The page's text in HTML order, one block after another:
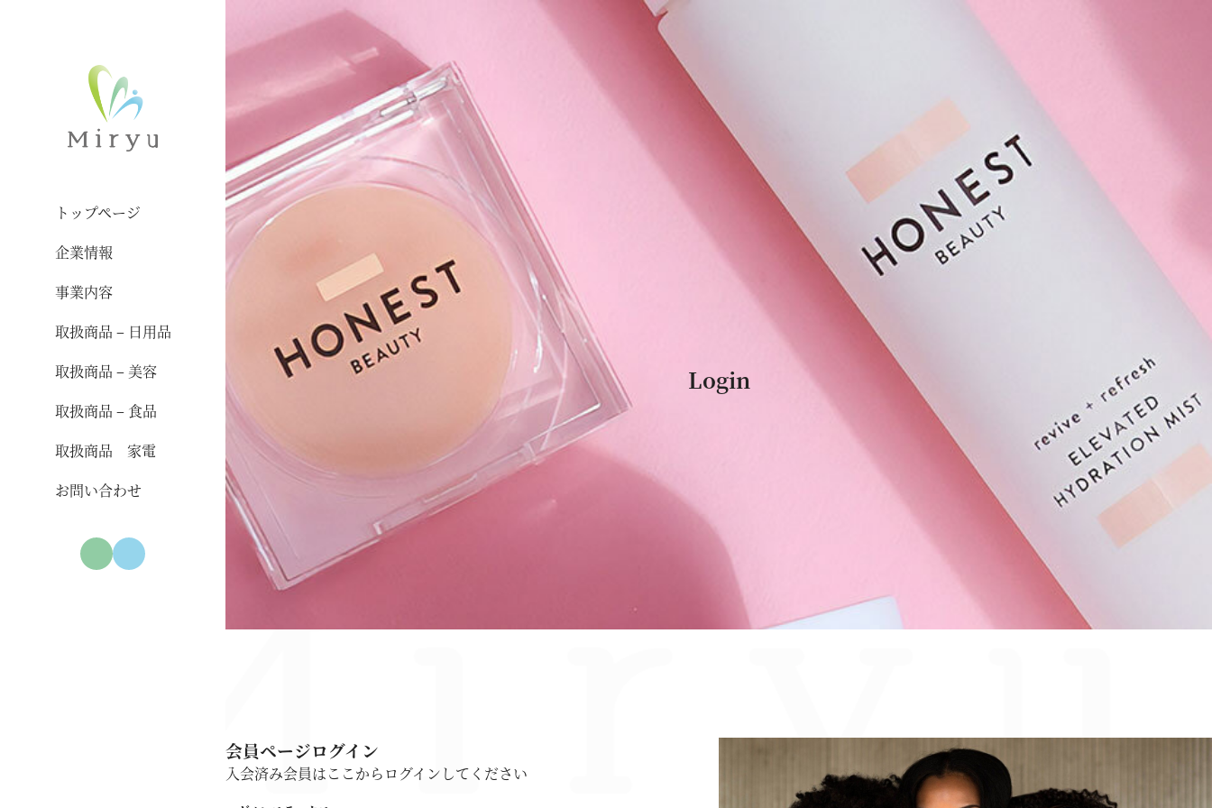
トップページ
企業情報
事業内容
取扱商品 – 日用品
取扱商品 – 美容
取扱商品 – 食品
取扱商品 家電
お問い合わせ
Login
会員ページログイン
入会済み会員はここからログインしてください